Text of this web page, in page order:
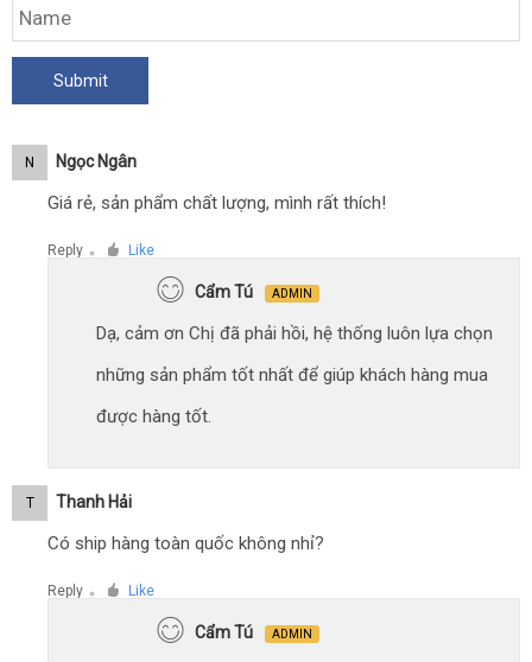
N Ngọc Ngân
Giá rẻ, sản phẩm chất lượng, mình rất thích!
Reply ● Like
Cẩm Tú ADMIN
Dạ, cảm ơn Chị đã phải hồi, hệ thống luôn lựa chọn
những sản phẩm tốt nhất để giúp khách hàng mua
được hàng tốt.
T Thanh Hải
Có ship hàng toàn quốc không nhỉ?
Reply ● Like
Cẩm Tú ADMIN